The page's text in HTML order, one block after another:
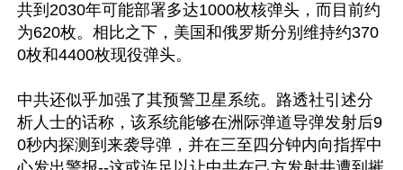
共到2030年可能部署多达1000枚核弹头，而目前约
为620枚。相比之下，美国和俄罗斯分别维持约370
0枚和4400枚现役弹头。
中共还似乎加强了其预警卫星系统。路透社引述分
析人士的话称，该系统能够在洲际弹道导弹发射后9
0秒内探测到来袭导弹，并在三至四分钟内向指挥中